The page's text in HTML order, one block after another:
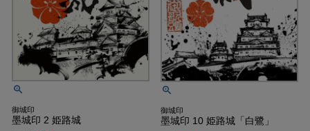
御城印
墨城印 2 姫路城
御城印
墨城印 10 姫路城「白鷺」